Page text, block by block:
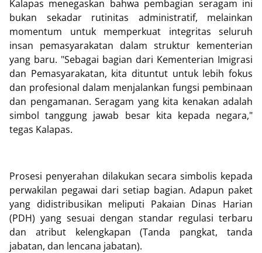
Kalapas menegaskan bahwa pembagian seragam ini
bukan sekadar rutinitas administratif, melainkan
momentum untuk memperkuat integritas seluruh
insan pemasyarakatan dalam struktur kementerian
yang baru. "Sebagai bagian dari Kementerian Imigrasi
dan Pemasyarakatan, kita dituntut untuk lebih fokus
dan profesional dalam menjalankan fungsi pembinaan
dan pengamanan. Seragam yang kita kenakan adalah
simbol tanggung jawab besar kita kepada negara,"
tegas Kalapas.
Prosesi penyerahan dilakukan secara simbolis kepada
perwakilan pegawai dari setiap bagian. Adapun paket
yang didistribusikan meliputi Pakaian Dinas Harian
(PDH) yang sesuai dengan standar regulasi terbaru
dan atribut kelengkapan (Tanda pangkat, tanda
jabatan, dan lencana jabatan).